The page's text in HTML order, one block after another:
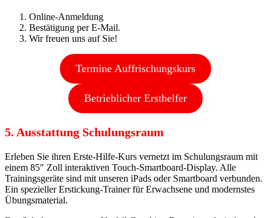
Online-Anmeldung
Bestätigung per E-Mail.
Wir freuen uns auf Sie!
Termine Auffrischungskurs
Betrieblicher Ersthelfer
5. Ausstattung Schulungsraum
Erleben Sie ihren Erste-Hilfe-Kurs vernetzt im Schulungsraum mit
einem 85″ Zoll interaktiven Touch-Smartboard-Display. Alle
Trainingsgeräte sind mit unseren iPads oder Smartboard verbunden.
Ein spezieller Erstickung-Trainer für Erwachsene und modernstes
Übungsmaterial.